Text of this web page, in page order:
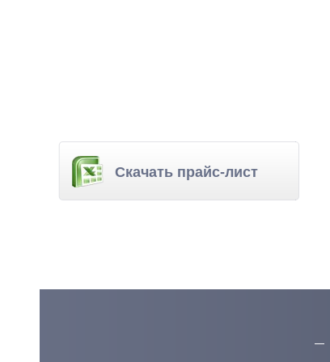
Скачать прайс-лист